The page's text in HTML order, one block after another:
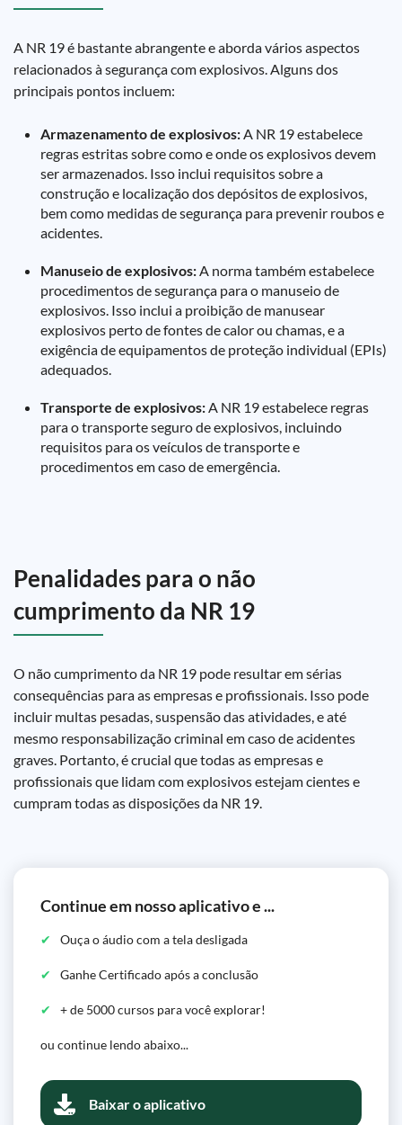
A NR 19 é bastante abrangente e aborda vários aspectos
relacionados à segurança com explosivos. Alguns dos
principais pontos incluem:
Armazenamento de explosivos:A NR 19 estabelece
regras estritas sobre como e onde os explosivos devem
ser armazenados. Isso inclui requisitos sobre a
construção e localização dos depósitos de explosivos,
bem como medidas de segurança para prevenir roubos e
acidentes.
Manuseio de explosivos:A norma também estabelece
procedimentos de segurança para o manuseio de
explosivos. Isso inclui a proibição de manusear
explosivos perto de fontes de calor ou chamas, e a
exigência de equipamentos de proteção individual (EPIs)
adequados.
Transporte de explosivos:A NR 19 estabelece regras
para o transporte seguro de explosivos, incluindo
requisitos para os veículos de transporte e
procedimentos em caso de emergência.
Penalidades para o não
cumprimento da NR 19
O não cumprimento da NR 19 pode resultar em sérias
consequências para as empresas e profissionais. Isso pode
incluir multas pesadas, suspensão das atividades, e até
mesmo responsabilização criminal em caso de acidentes
graves. Portanto, é crucial que todas as empresas e
profissionais que lidam com explosivos estejam cientes e
cumpram todas as disposições da NR 19.
Continue em nosso aplicativo e ...
Ouça o áudio com a tela desligada
Ganhe Certificado após a conclusão
+ de 5000 cursos para você explorar!
ou continue lendo abaixo...
Baixar o aplicativo